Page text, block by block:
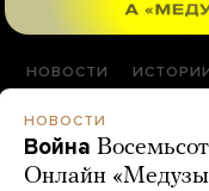
НОВОСТИ
НОВОСТИ
Война
Онлайн